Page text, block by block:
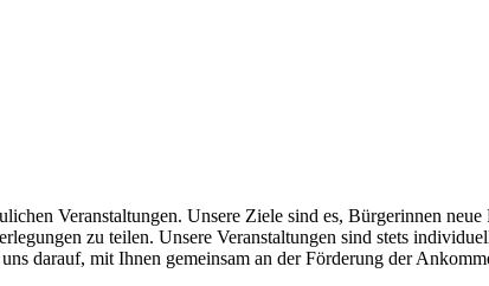
Veranstaltungen. Unsere Ziele sind es, Bürgerinnen neue
zu teilen. Unsere Veranstaltungen sind stets
darauf, mit Ihnen gemeinsam an der Förderung der